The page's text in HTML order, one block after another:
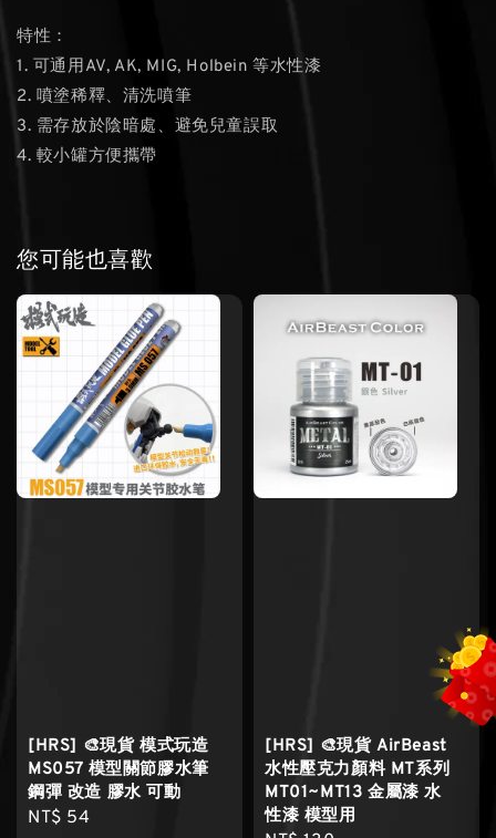
特性：
1. 可通用AV, AK, MIG, Holbein 等水性漆
2. 噴塗稀釋、清洗噴筆
3. 需存放於陰暗處、避免兒童誤取
4. 較小罐方便攜帶
您可能也喜歡
[HRS] 🎨現貨 模式玩造
MS057 模型關節膠水筆
鋼彈 改造 膠水 可動
Regular
NT$ 54
[HRS] 🎨現貨 AirBeast
水性壓克力顏料 MT系列
MT01~MT13 金屬漆 水
性漆 模型用